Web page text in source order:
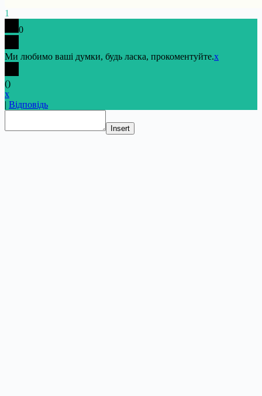
1
0
Ми любимо ваші думки, будь ласка, прокоментуйте.x
()
x
| Відповідь
Insert